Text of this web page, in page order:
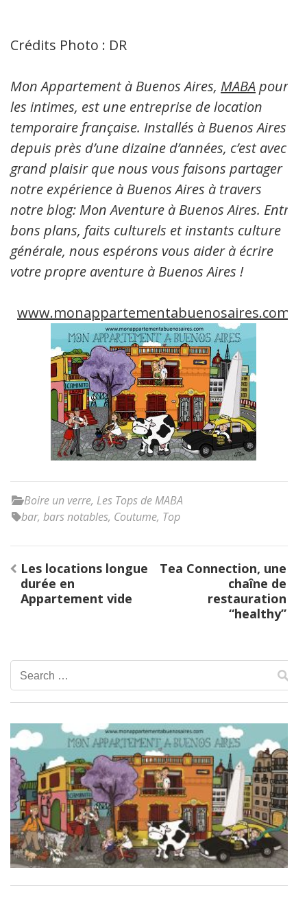
Crédits Photo : DR
Mon Appartement à Buenos Aires, MABApour
les intimes, est une entreprise de location
temporaire française. Installés à Buenos Aires
depuis près d’une dizaine d’années, c’est avec
grand plaisir que nous vous faisons partager
notre expérience à Buenos Aires à travers
notre blog: Mon Aventure à Buenos Aires. Entre
bons plans, faits culturels et instants culture
générale, nous espérons vous aider à écrire
votre propre aventure à Buenos Aires !
www.monappartementabuenosaires.com
Boire un verre, Les Tops de MABA
bar, bars notables, Coutume, Top
Post
navigation
Les locations longue
durée en
Appartement vide
Tea Connection, une
chaîne de
restauration
“healthy”
Search
for: